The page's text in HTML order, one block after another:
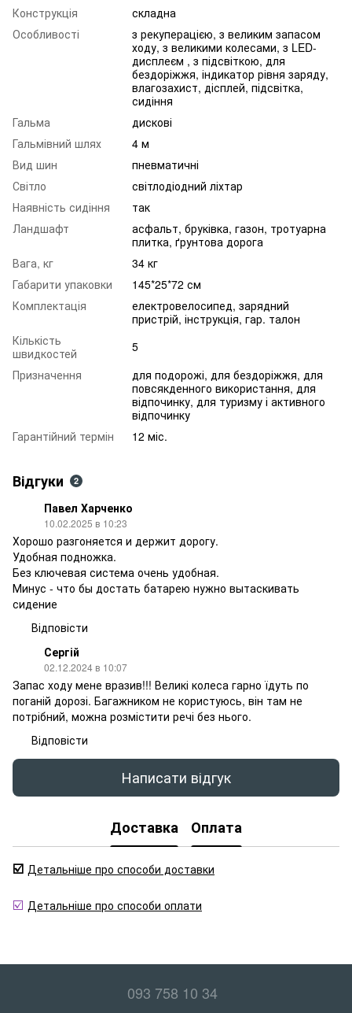
Конструкція
складна
Особливості
з рекуперацією, з великим запасом
ходу, з великими колесами, з LED-
дисплеєм , з підсвіткою, для
бездоріжжя, індикатор рівня заряду,
влагозахист, дісплей, підсвітка,
сидіння
Гальма
дискові
Гальмівний шлях
4 м
Вид шин
пневматичні
Світло
світлодіодний ліхтар
Наявність сидіння
так
Ландшафт
асфальт, бруківка, газон, тротуарна
плитка, ґрунтова дорога
Вага, кг
34 кг
Габарити упаковки
145*25*72 см
Комплектація
електровелосипед, зарядний
пристрій, інструкція, гар. талон
Кількість
швидкостей
5
Призначення
для подорожі, для бездоріжжя, для
повсякденного використання, для
відпочинку, для туризму і активного
відпочинку
Гарантійний термін
12 міс.
Відгуки 2
Павел Харченко
10.02.2025 в 10:23
Хорошо разгоняется и держит дорогу.
Удобная подножка.
Без ключевая система очень удобная.
Минус - что бы достать батарею нужно вытаскивать
сидение
Відповісти
Сергій
02.12.2024 в 10:07
Запас ходу мене вразив!!! Великі колеса гарно їдуть по
поганій дорозі. Багажником не користуюсь, він там не
потрібний, можна розмістити речі без нього.
Відповісти
Написати відгук
Доставка Оплата
☑️ Детальніше про способи доставки
☑️ Детальніше про способи оплати
093 758 10 34